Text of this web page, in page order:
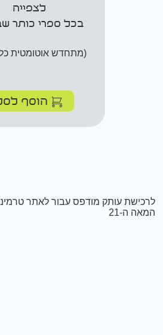
לצפייה
בכל ספרי כותר
(מתחדש אוטומטית
הוסף
לרכישת עותק מודפס עבור לאתר
המאה ה-21